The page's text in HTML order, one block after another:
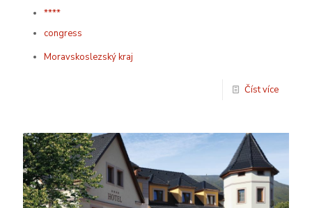
****
congress
Moravskoslezský kraj
Číst více